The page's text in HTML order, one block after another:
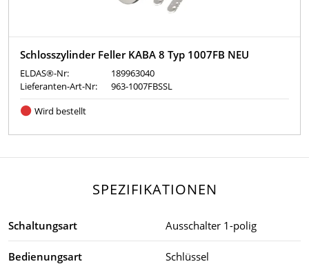
Schlosszylinder Feller KABA 8 Typ 1007FB NEU
ELDAS®-Nr:
189963040
Lieferanten-Art-Nr:
963-1007FBSSL
Wird bestellt
SPEZIFIKATIONEN
Schaltungsart Ausschalter 1-polig
Bedienungsart Schlüssel